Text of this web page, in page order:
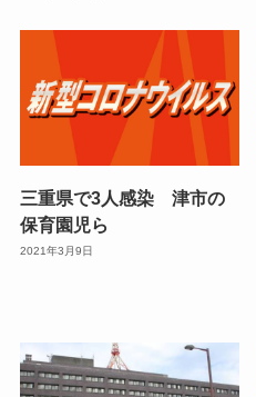
三重県で3人感染 津市の
保育園児ら
2021年3月9日